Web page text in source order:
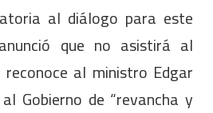
al diálogo para este
que no asistirá al
al ministro Edgar
Gobierno de “revancha y